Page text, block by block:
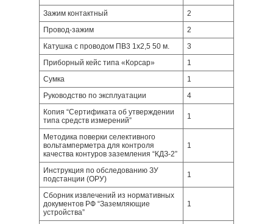
Зажим контактный
2
Провод-зажим
2
Катушка с проводом ПВ3 1х2,5 50 м.
3
Приборный кейс типа «Корсар»
1
Сумка
1
Руководство по эксплуатации
4
Копия “Сертификата об утверждении
типа средств измерений”
1
Методика поверки селективного
вольтамперметра для контроля
качества контуров заземления “КДЗ-2”
1
Инструкция по обследованию ЗУ
подстанции (ОРУ)
1
Сборник извлечений из нормативных
документов РФ “Заземляющие
устройства”
1